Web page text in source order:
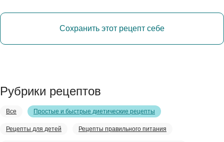
Сохранить этот рецепт себе
Рубрики рецептов
Все Простые и быстрые диетические рецепты
Рецепты для детей Рецепты правильного питания